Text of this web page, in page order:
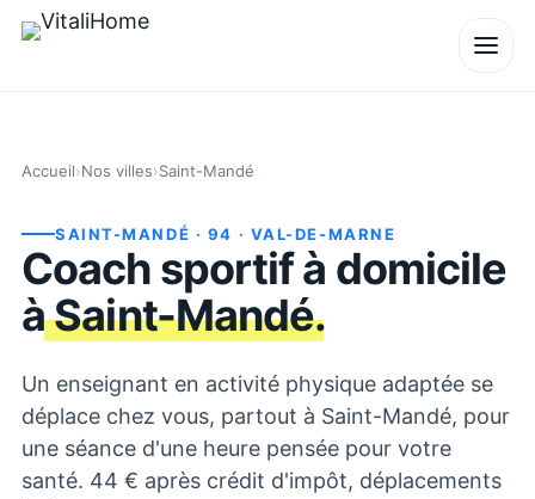
Accueil›Nos villes›Saint-Mandé
SAINT-MANDÉ · 94 · VAL-DE-MARNE
Coach sportif à domicile
àSaint-Mandé.
Un enseignant en activité physique adaptée se
déplace chez vous, partout à Saint-Mandé, pour
une séance d'une heure pensée pour votre
santé. 44 € après crédit d'impôt, déplacements